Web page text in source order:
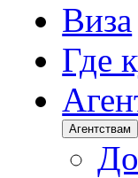
Виза
Где
Агентствам